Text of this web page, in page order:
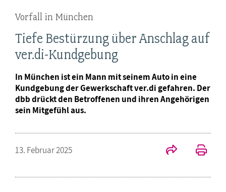
Vorfall in München
Tiefe Bestürzung über Anschlag auf
ver.di-Kundgebung
In München ist ein Mann mit seinem Auto in eine
Kundgebung der Gewerkschaft ver.di gefahren. Der
dbb drückt den Betroffenen und ihren Angehörigen
sein Mitgefühl aus.
13. Februar 2025